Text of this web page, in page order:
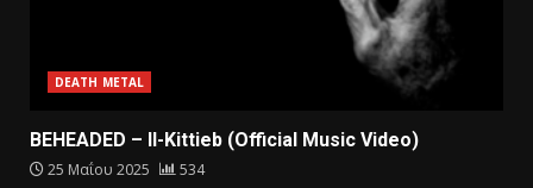
DEATH METAL
BEHEADED – Il-Kittieb (Official Music Video)
25 Μαΐου 2025 534